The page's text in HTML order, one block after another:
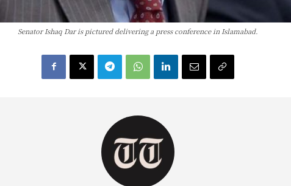
Senator Ishaq Dar is pictured delivering a press conference in Islamabad.